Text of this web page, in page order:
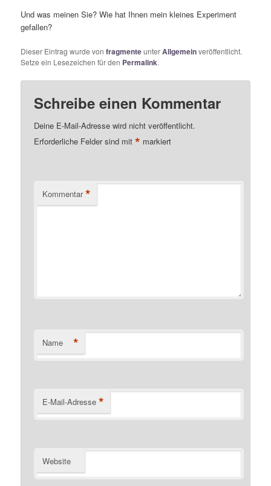
Und was meinen Sie? Wie hat Ihnen mein kleines Experiment
gefallen?
Dieser Eintrag wurde vonfragmenteunterAllgemeinveröffentlicht.
Setze ein Lesezeichen für den Permalink.
Schreibe einen Kommentar
Deine E-Mail-Adresse wird nicht veröffentlicht.
Erforderliche Felder sind mit* markiert
Kommentar *
Name *
E-Mail-Adresse *
Website